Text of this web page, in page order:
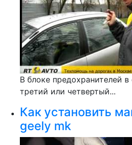
В блоке предохранителей
третий или четвертый...
Как установить
geely mk